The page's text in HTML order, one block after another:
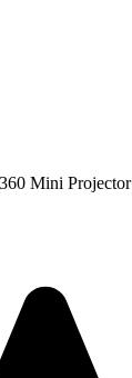
Mini Projector